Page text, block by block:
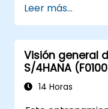
análisis de
Adquirir
aplicaciones
financieros y
Leer más...
Visión general
S/4HANA
14 Horas